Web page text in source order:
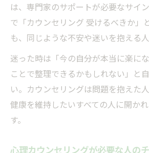
は、専門家のサポートが必要なサイ
で「カウンセリング 受けるべきか」
も、同じような不安や迷いを抱える
迷った時は「今の自分が本当に楽に
ことで整理できるかもしれない」と
い。カウンセリングは問題を抱えた
健康を維持したいすべての人に開か
す。
心理カウンセリングが必要な人の